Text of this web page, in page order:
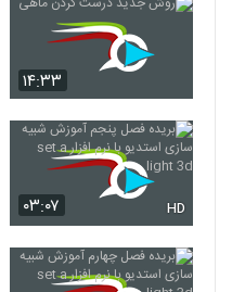
۱۴:۳۳
۰۳:۰۷ HD